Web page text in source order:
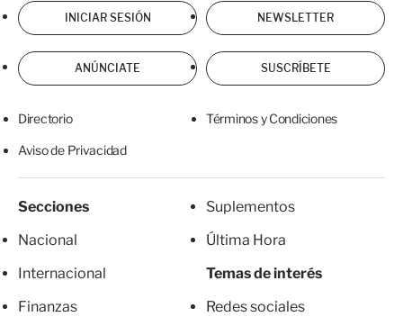
INICIAR SESIÓN NEWSLETTER
ANÚNCIATE SUSCRÍBETE
Directorio Términos y Condiciones
Aviso de Privacidad
Secciones
Nacional
Internacional
Finanzas
Suplementos
Última Hora
Temas de interés
Redes sociales